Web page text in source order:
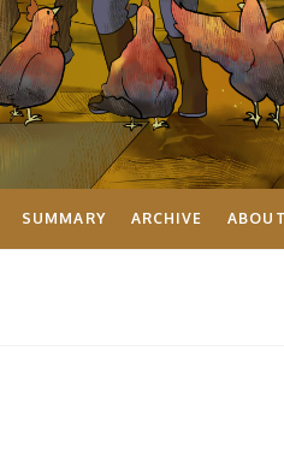
SUMMARY ARCHIVE